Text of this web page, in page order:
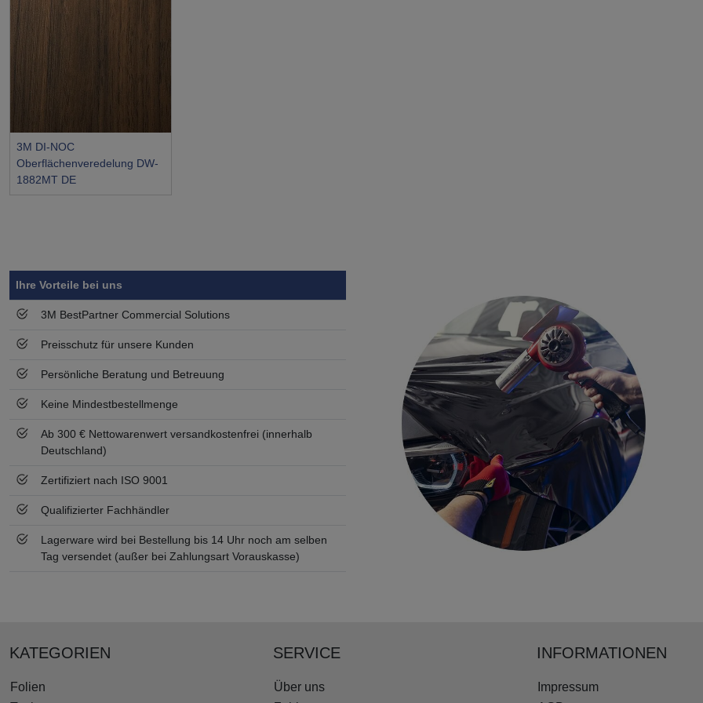
3M DI-NOC
Oberflächenveredelung DW-
1882MT DE
Ihre Vorteile bei uns
3M BestPartner Commercial Solutions
Preisschutz für unsere Kunden
Persönliche Beratung und Betreuung
Keine Mindestbestellmenge
Ab 300 € Nettowarenwert versandkostenfrei (innerhalb
Deutschland)
Zertifiziert nach ISO 9001
Qualifizierter Fachhändler
Lagerware wird bei Bestellung bis 14 Uhr noch am selben
Tag versendet (außer bei Zahlungsart Vorauskasse)
KATEGORIEN
Folien
SERVICE
Über uns
INFORMATIONEN
Impressum